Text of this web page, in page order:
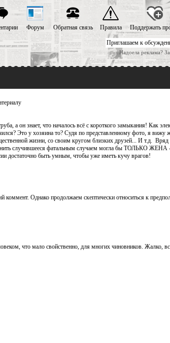
Приглашаем к
Надоела реклама?
Форум Обратная связь Правила Поддержать
знает, что началось всё с короткого замыкания! Как
Это у хозяина то? Судя по представленному фото, я вижу
жизни, со своим кругом близких друзей... И т.д. Вряд
случившееся фатальным случаем могла бы ТОЛЬКО ЖЕНА -
достаточно быть умным, чтобы уже иметь кучу врагов!
Однако продолжаем скептически относиться к
что мало свойственно, для многих чиновников. Жалко,